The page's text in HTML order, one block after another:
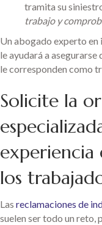
tramita su
trabajo y
Un abogado experto
le ayudará a
le corresponden como
Solicite la
experiencia
los
Las reclamaciones de
suelen ser todo un reto,